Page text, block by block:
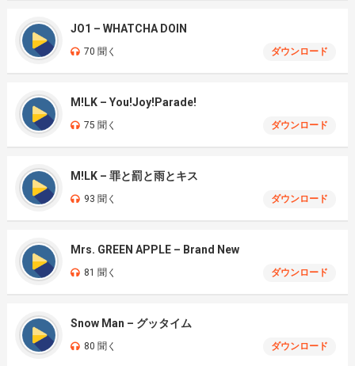
JO1 – WHATCHA DOIN
70 聞く ダウンロード
M!LK – You!Joy!Parade!
75 聞く ダウンロード
M!LK – 罪と罰と雨とキス
93 聞く ダウンロード
Mrs. GREEN APPLE – Brand New
81 聞く ダウンロード
Snow Man – グッタイム
80 聞く ダウンロード